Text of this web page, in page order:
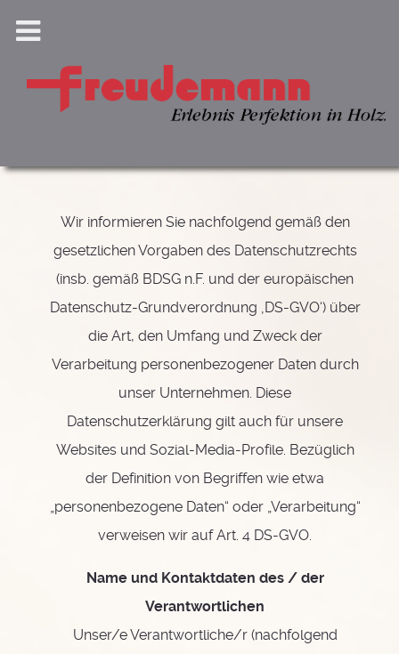
Wir informieren Sie nachfolgend gemäß den
gesetzlichen Vorgaben des Datenschutzrechts
(insb. gemäß BDSG n.F. und der europäischen
Datenschutz-Grundverordnung ‚DS-GVO‘) über
die Art, den Umfang und Zweck der
Verarbeitung personenbezogener Daten durch
unser Unternehmen. Diese
Datenschutzerklärung gilt auch für unsere
Websites und Sozial-Media-Profile. Bezüglich
der Definition von Begriffen wie etwa
„personenbezogene Daten“ oder „Verarbeitung“
verweisen wir auf Art. 4 DS-GVO.
Name und Kontaktdaten des / der
Verantwortlichen
Unser/e Verantwortliche/r (nachfolgend